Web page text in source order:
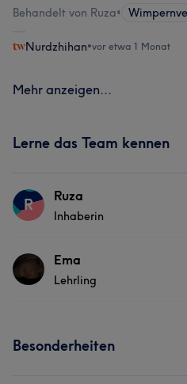
Behandelt von Ruza•
Nurdzhihan•vor etwa 1 Monat
Mehr anzeigen...
Lerne das Team kennen
R Ruza
Inhaberin
ServicesEma
Lehrling
Besonderheiten